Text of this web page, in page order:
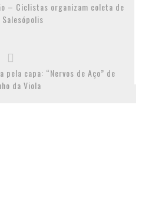
– Ciclistas organizam coleta de
capa: “Nervos de Aço” de
da Viola